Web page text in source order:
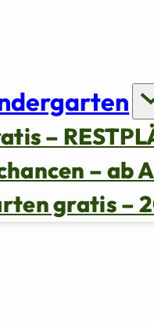
–
– ab
gratis –